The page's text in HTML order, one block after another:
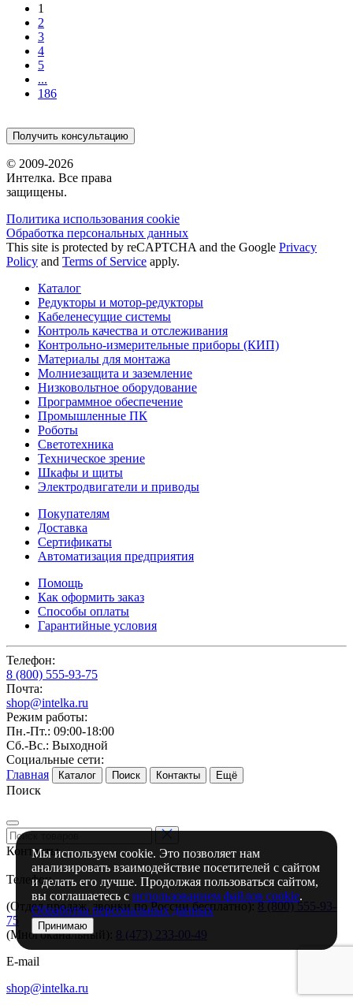
1
2
3
4
5
...
186
Получить консультацию
© 2009-2026
Интелка. Все права
защищены.
Политика использования сookie
Обработка персональных данных
This site is protected by reCAPTCHA and the Google Privacy
Policy and Terms of Service apply.
Каталог
Редукторы и мотор-редукторы
Кабеленесущие системы
Контроль качества и отслеживания
Контрольно-измерительные приборы (КИП)
Материалы для монтажа
Молниезащита и заземление
Низковольтное оборудование
Программное обеспечение
Промышленные ПК
Роботы
Светотехника
Техническое зрение
Шкафы и щиты
Электродвигатели и приводы
Покупателям
Доставка
Сертификаты
Автоматизация предприятия
Помощь
Как оформить заказ
Способы оплаты
Гарантийные условия
Телефон:
8 (800) 555-93-75
Почта:
shop@intelka.ru
Режим работы:
Пн.-Пт.: 09:00-18:00
Сб.-Вс.: Выходной
Социальные сети:
Главная
Каталог Поиск Контакты Ещё
Поиск
Контакты
Телефон
(Отдел продаж, звонки по России бесплатно):8 (800) 555-93-
75
(Многоканальный): 8 (473) 233-00-49
E-mail
shop@intelka.ru
Мы используем cookie. Это позволяет нам
анализировать взаимодействие посетителей с сайтом
и делать его лучше. Продолжая пользоваться сайтом,
вы соглашаетесь с использованием файлов cookie.
Обработка персональных данных
Принимаю